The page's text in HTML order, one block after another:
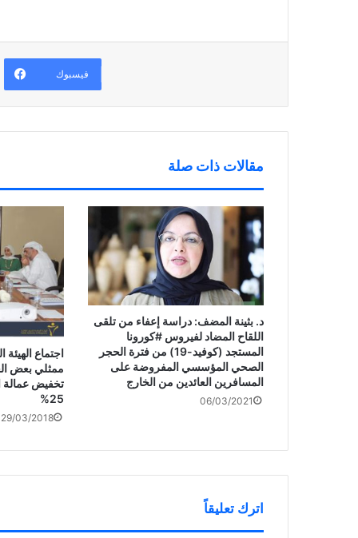
ي
د
د
ذ
)
ف
ة
فيسبوك
مقالات ذات صلة
د. بثينة المضف: دراسة إعفاء من تلقى
اللقاح المضاد لفيروس #كورونا
المستجد (كوفيد-19) من فترة الحجر
الصحي المؤسسي المفروضة على
المسافرين العائدين من الخارج
06/03/2021
اجتماع الهيئة
ممثلي بعض
تخفيض عمالة
25%
29/03/2018
اترك تعليقاً